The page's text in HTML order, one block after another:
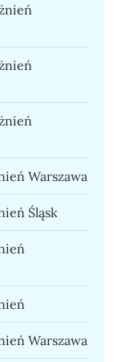
Warszawa
Śląsk
Warszawa